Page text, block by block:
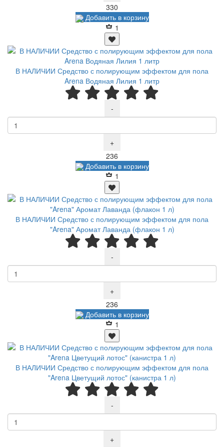
330
Добавить в корзину
1
В НАЛИЧИИ Средство с полирующим эффектом для пола
Arena Водяная Лилия 1 литр
-
+
236
Добавить в корзину
1
В НАЛИЧИИ Средство с полирующим эффектом для пола
"Arena" Аромат Лаванда (флакон 1 л)
-
+
236
Добавить в корзину
1
В НАЛИЧИИ Средство с полирующим эффектом для пола
"Arena Цветущий лотос" (канистра 1 л)
-
+